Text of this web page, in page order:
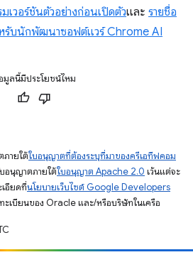
เวอร์ชันตัวอย่างก่อนเปิดตัวและ รายชื่อ
หรับนักพัฒนาซอฟต์แวร์ Chrome AI
มูลนี้มีประโยชน์ไหม
ภายใต้ใบอนุญาตที่ต้องระบุที่มาของครีเอทีฟคอม
อนุญาตภายใต้ใบอนุญาต Apache 2.0 เว้นแต่จะ
เอียดที่นโยบายเว็บไซต์ Google Developers
ะเบียนของ Oracle และ/หรือบริษัทในเครือ